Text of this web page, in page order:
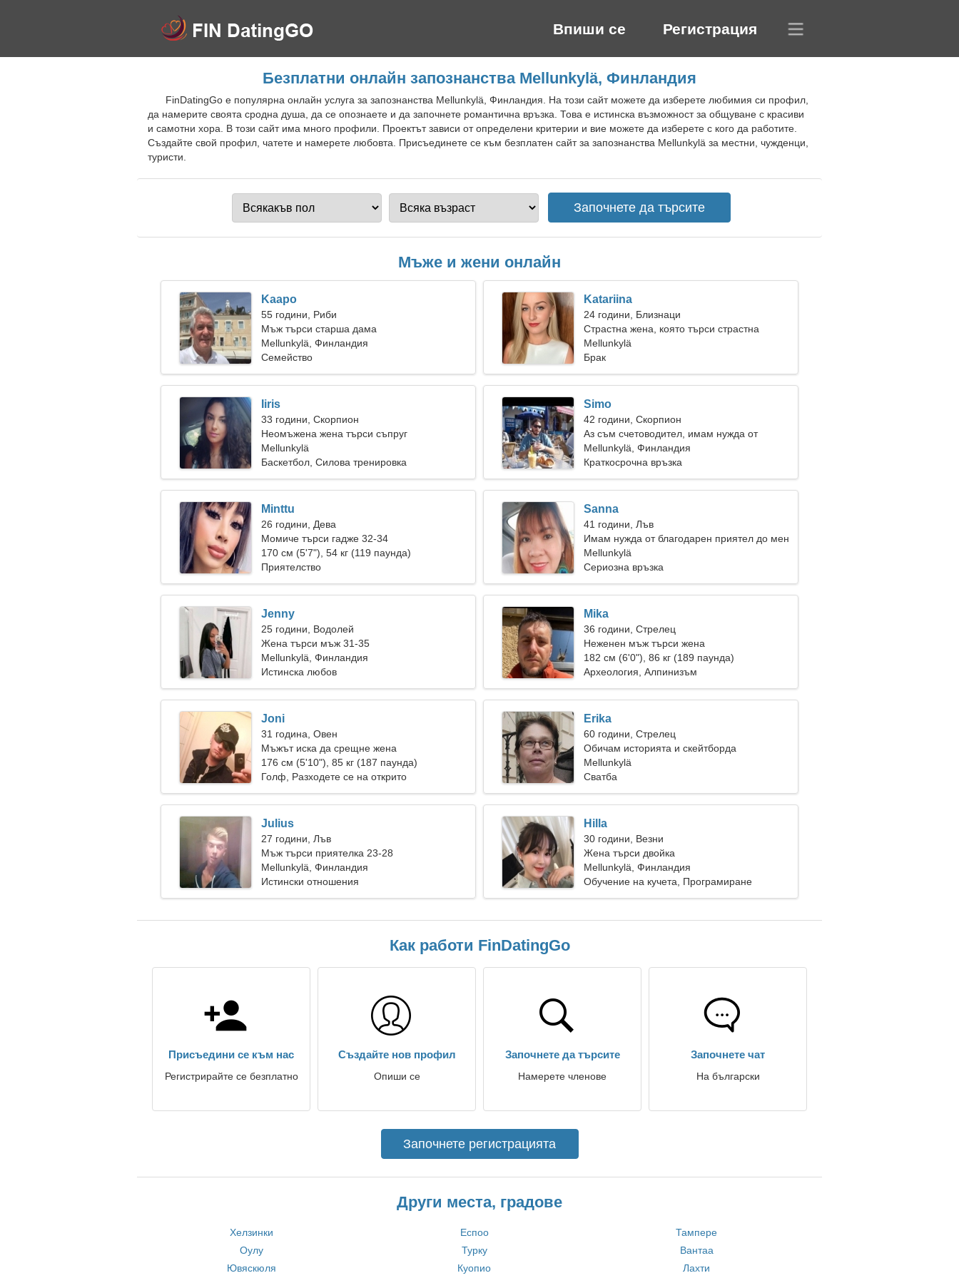
Впиши се Регистрация
Безплатни онлайн запознанства Mellunkylä, Финландия
FinDatingGo е популярна онлайн услуга за запознанства Mellunkylä, Финландия. На този сайт можете да изберете любимия си профил,
да намерите своята сродна душа, да се опознаете и да започнете романтична връзка. Това е истинска възможност за общуване с красиви
и самотни хора. В този сайт има много профили. Проектът зависи от определени критерии и вие можете да изберете с кого да работите.
Създайте свой профил, чатете и намерете любовта. Присъединете се към безплатен сайт за запознанства Mellunkylä за местни, чужденци,
туристи.
Мъже и жени онлайн
Kaapo
55 години, Риби
Мъж търси старша дама
Mellunkylä, Финландия
Семейство
Katariina
24 години, Близнаци
Страстна жена, която търси страстна
връзка
Mellunkylä
Брак
Iiris
33 години, Скорпион
Неомъжена жена търси съпруг
Mellunkylä
Баскетбол, Силова тренировка
Simo
42 години, Скорпион
Аз съм счетоводител, имам нужда от
прекрасна жена
Mellunkylä, Финландия
Краткосрочна връзка
Minttu
26 години, Дева
Момиче търси гадже 32-34
170 см (5'7"), 54 кг (119 паунда)
Приятелство
Sanna
41 години, Лъв
Имам нужда от благодарен приятел до мен
Mellunkylä
Сериозна връзка
Jenny
25 години, Водолей
Жена търси мъж 31-35
Mellunkylä, Финландия
Истинска любов
Mika
36 години, Стрелец
Неженен мъж търси жена
182 см (6'0"), 86 кг (189 паунда)
Археология, Алпинизъм
Joni
31 година, Овен
Мъжът иска да срещне жена
176 см (5'10"), 85 кг (187 паунда)
Голф, Разходете се на открито
Erika
60 години, Стрелец
Обичам историята и скейтборда
Mellunkylä
Сватба
Julius
27 години, Лъв
Мъж търси приятелка 23-28
Mellunkylä, Финландия
Истински отношения
Hilla
30 години, Везни
Жена търси двойка
Mellunkylä, Финландия
Обучение на кучета, Програмиране
Как работи FinDatingGo
Присъедини се към нас
Регистрирайте се безплатно
Създайте нов профил
Опиши се
Започнете да търсите
Намерете членове
Започнете чат
На български
Започнете регистрацията
Други места, градове
Хелзинки Еспоо
Тампере
Оулу
Турку
Вантаа
Ювяскюля
Куопио Лахти